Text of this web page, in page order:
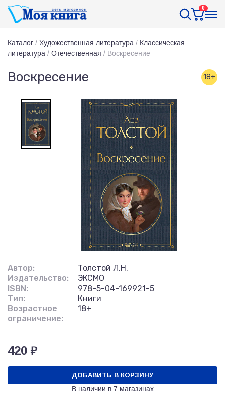
0
Каталог / Художественная литература / Классическая
литература / Отечественная / Воскресение
Воскресение 18+
Автор:
Толстой Л.Н.
Издательство:
ЭКСМО
ISBN:
978-5-04-169921-5
Тип:
Книги
Возрастное
ограничение:
18+
420 ₽
ДОБАВИТЬ В КОРЗИНУ
В наличии в 7 магазинах